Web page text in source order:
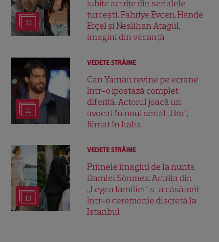
32
iubite actrițe din serialele
turcești. Fahriye Evcen, Hande
Erçel și Neslihan Atagül,
imagini din vacanță
31
VEDETE STRĂINE
Can Yaman revine pe ecrane
într-o ipostază complet
diferită. Actorul joacă un
avocat în noul serial „Bro”,
filmat în Italia
13
VEDETE STRĂINE
Primele imagini de la nunta
Damlei Sönmez. Actrița din
„Legea familiei” s-a căsătorit
într-o ceremonie discretă la
Istanbul